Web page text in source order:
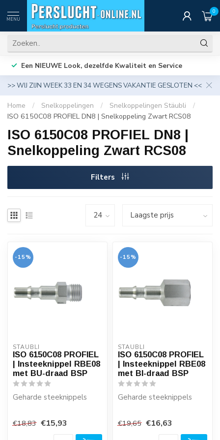
MENU
0
Een NIEUWE Look, dezelfde Kwaliteit en Service
>> WIJ ZIJN WEEK 33 EN 34 WEGENS VAKANTIE GESLOTEN <<
Home / Snelkoppelingen / Snelkoppelingen Stäubli
/
ISO 6150C08 PROFIEL DN8 | Snelkoppeling Zwart RCS08
ISO 6150C08 PROFIEL DN8 |
Snelkoppeling Zwart RCS08
Filters
-15%
STÄUBLI
ISO 6150C08 PROFIEL
| Insteeknippel RBE08
met BU-draad BSP
Geharde steeknippels
door lekkende
snelkoppelingen...
€18,83 €15,93
-15%
STÄUBLI
ISO 6150C08 PROFIEL
| Insteeknippel RBE08
met BI-draad BSP
Geharde steeknippels
door lekkende
snelkoppelingen...
€19,65 €16,63